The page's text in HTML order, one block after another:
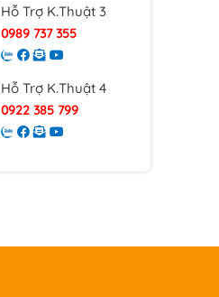
Hỗ Trợ K.Thuật 3
0989 737 355
Hỗ Trợ K.Thuật 4
0922 385 799